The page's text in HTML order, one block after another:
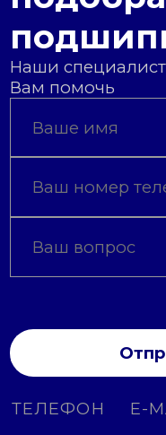
Наши
Вам помочь
ТЕЛЕФОН E-